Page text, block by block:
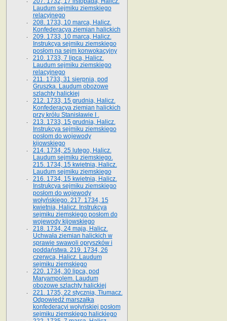
Laudum sejmiku ziemskiego
relacyjnego
208. 1733, 10 marca, Halicz.
Konfederacya ziemian halickich­
209. 1733, 10 marca, Halicz.
Instrukcya sejmiku ziemskiego
posłom na sejm konwokacyjny
210. 1733, 7 lipca, Halicz.
Laudum sejmiku ziemskiego
relacyjnego
211. 1733, 31 sierpnia, pod
Gruszką. Laudum obozowe
szlachty halickiej
212. 1733, 15 grudnia, Halicz.
Konfederacya ziemian halickich
przy królu Stanisławie I .
213. 1733, 15 grudnia, Halicz.
Instrukcya sejmiku ziemskiego
posłom do wojewody
kijowskiego
214. 1734, 25 lutego, Halicz.
Laudum sejmiku ziemskiego.
215. 1734, 15 kwietnia, Halicz.
Laudum sejmiku ziemskiego
216. 1734, 15 kwietnia, Halicz.
Instrukcya sejmiku ziemskiego
posłom do wojewody
wołyńskiego. 217. 1734, 15
kwietnia, Halicz. Instrukcya
sejmiku ziemskiego posłom do
wojewody kijowskiego
218. 1734, 24 maja, Halicz.
Uchwała ziemian halickich w
sprawie swawoli opryszków i
poddaństwa. 219. 1734, 26
czerwca, Halicz. Laudum
sejmiku ziemskiego
220. 1734, 30 lipca, pod
Maryampolem. Laudum
obozowe szlachty halickiej
221. 1735, 22 stycznia, Tłumacz.
Odpowiedź marszałka
konfederacyi wołyńskiej posłom
sejmiku ziemskiego halickiego